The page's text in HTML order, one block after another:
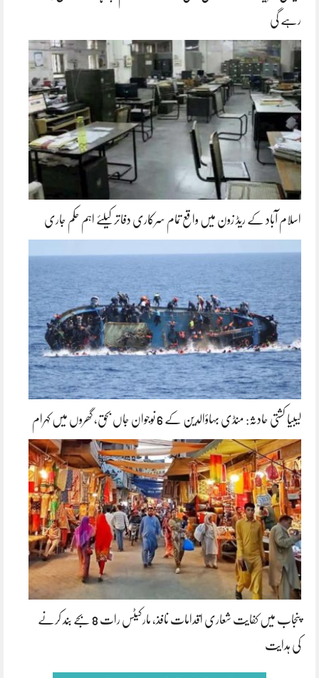
رہے گی
اسلام آباد کے ریڈ زون میں واقع تمام سرکاری دفاتر کیلئے اہم حکم جاری
لیبیا کشتی حادثہ: منڈی بہاؤالدین کے 6 نوجوان جاں بحق، گھروں میں کہرام
پنجاب میں کفایت شعاری اقدامات نافذ، مارکیٹس رات 8 بجے بند کرنے
کی ہدایت